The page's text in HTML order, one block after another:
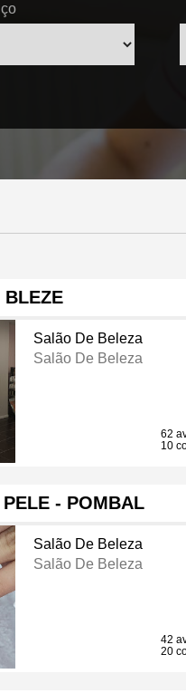
BLEZE
Salão De Beleza
Salão De Beleza
62
10
- POMBAL
Salão De Beleza
Salão De Beleza
42
20